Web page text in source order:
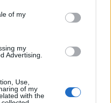
of my
my
Advertising.
Use,
of my
with the
artificiale: come